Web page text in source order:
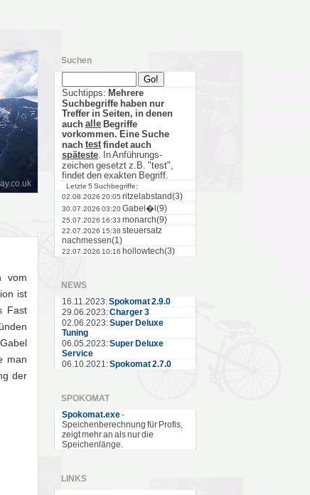
Suchen
Suchtipps: Mehrere
Suchbegriffe haben nur
Treffer in Seiten, in denen
auch alle Begriffe
vorkommen. Eine Suche
nach testfindet auch
späteste. In Anführungs-
zeichen gesetzt z.B. "test",
findet den exakten Begriff.
Letzte 5 Suchbegriffe:
02.08.2026 20:05 ritzelabstand(3)
30.07.2026 03:20Gabel�l(9)
25.07.2026 16:33 monarch(9)
22.07.2026 15:38 steuersatz
nachmessen(1)
22.07.2026 10:16 hollowtech(3)
NEWS
16.11.2023:Spokomat 2.9.0
29.06.2023:Charger 3
02.06.2023:Super Deluxe
Tuning
06.05.2023:Super Deluxe
Service
06.10.2021:Spokomat 2.7.0
SPOKOMAT
Spokomat.exe-
Speichenberechnung für Profis,
zeigt mehr an als nur die
Speichenlänge.
LINKS
vom
ist
Fast
man
der